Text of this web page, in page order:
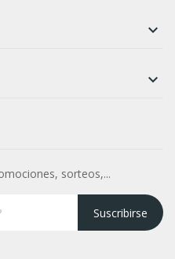


sorteos,...
Suscribirse